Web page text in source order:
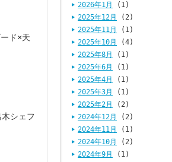
ド×天
シェフ
2026年1月
(1)
2025年12月
(2)
2025年11月
(1)
2025年10月
(4)
2025年8月
(1)
2025年6月
(1)
2025年4月
(1)
2025年3月
(1)
2025年2月
(2)
2024年12月
(2)
2024年11月
(1)
2024年10月
(2)
2024年9月
(1)